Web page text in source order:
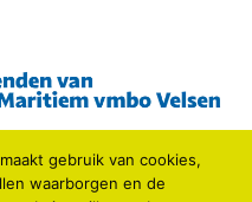
gebruik van cookies,
waarborgen en de